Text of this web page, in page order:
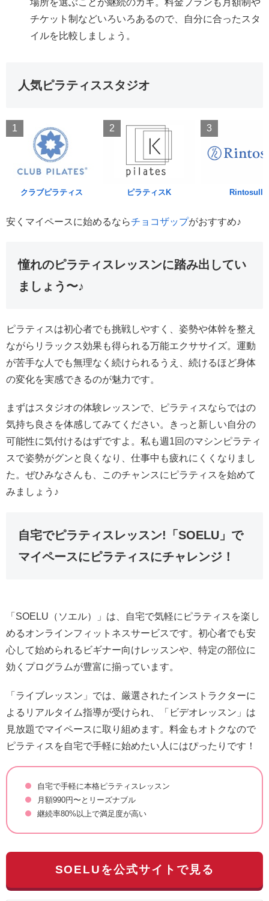
チケット制などいろいろあるので、自分に合ったスタ
イルを比較しましょう。
人気ピラティススタジオ
1
クラブピラティス
2
ピラティスK
3
Rintosull
安くマイペースに始めるならチョコザップがおすすめ♪
憧れのピラティスレッスンに踏み出してい
ましょう〜♪
ピラティスは初心者でも挑戦しやすく、姿勢や体幹を整え
ながらリラックス効果も得られる万能エクササイズ。運動
が苦手な人でも無理なく続けられるうえ、続けるほど身体
の変化を実感できるのが魅力です。
まずはスタジオの体験レッスンで、ピラティスならではの
気持ち良さを体感してみてください。きっと新しい自分の
可能性に気付けるはずですよ。私も週1回のマシンピラティ
スで姿勢がグンと良くなり、仕事中も疲れにくくなりまし
た。ぜひみなさんも、このチャンスにピラティスを始めて
みましょう♪
自宅でピラティスレッスン!「SOELU」で
マイペースにピラティスにチャレンジ！
「SOELU（ソエル）」は、自宅で気軽にピラティスを楽し
めるオンラインフィットネスサービスです。初心者でも安
心して始められるビギナー向けレッスンや、特定の部位に
効くプログラムが豊富に揃っています。
「ライブレッスン」では、厳選されたインストラクターに
よるリアルタイム指導が受けられ、「ビデオレッスン」は
見放題でマイペースに取り組めます。料金もオトクなので
ピラティスを自宅で手軽に始めたい人にはぴったりです！
自宅で手軽に本格ピラティスレッスン
月額990円〜とリーズナブル
継続率80%以上で満足度が高い
SOELUを公式サイトで見る